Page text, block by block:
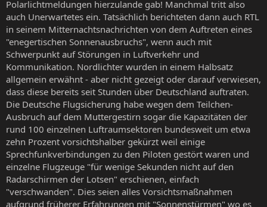
Polarlichtmeldungen hierzulande gab! Manchmal tritt also
auch Unerwartetes ein. Tatsächlich berichteten dann auch RTL
in seinem Mitternachtsnachrichten von dem Auftreten eines
"enegertischen Sonnenausbruchs", wenn auch mit
Schwerpunkt auf Störungen in Luftverkehr und
Kommunikation. Nordlichter wurden in einem Halbsatz
allgemein erwähnt - aber nicht gezeigt oder darauf verwiesen,
dass diese bereits seit Stunden über Deutschland auftraten.
Die Deutsche Flugsicherung habe wegen dem Teilchen-
Ausbruch auf dem Muttergestirn sogar die Kapazitäten der
rund 100 einzelnen Luftraumsektoren bundesweit um etwa
zehn Prozent vorsichtshalber gekürzt weil einige
Sprechfunkverbindungen zu den Piloten gestört waren und
einzelne Flugzeuge "für wenige Sekunden nicht auf den
Radarschirmen der Lotsen" erschienen, einfach
"verschwanden". Dies seien alles Vorsichtsmaßnahmen
aufgrund früherer Erfahrungen mit "Sonnenstürmen" wo es